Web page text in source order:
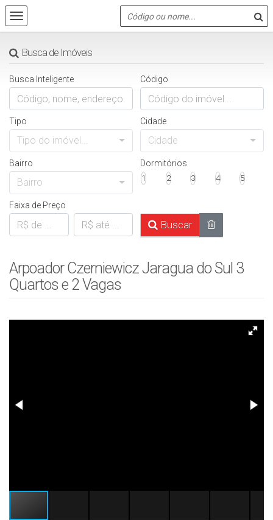
Busca de Imóveis
Busca Inteligente Código
Tipo
Tipo do imóvel...
Cidade
Cidade
Bairro
Bairro
Dormitórios
1 2 3 4 5
Faixa de Preço
Buscar
Arpoador Czerniewicz Jaragua do Sul 3
Quartos e 2 Vagas